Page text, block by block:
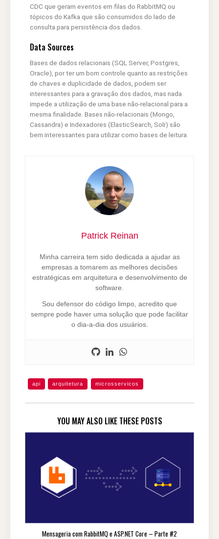
CDC que geram eventos em filas do RabbitMQ ou
tópicos do Kafka que são consumidos do lado de
consulta para persistência dos dados.
Data Sources
Bases de dados relacionais (SQL Server, Postgres,
Oracle), por ter um bom controle quanto as restrições
de chaves e duplicidade de dados, podem ser
interessantes para a gravação dos dados, mas nada
impede a utilização de uma base não-relacional para a
mesma finalidade. Bases não-relacionais (Mongo,
Cassandra) e Indexadores (ElasticSearch, Solr) são
bem interessantes para utilizar como bases de leitura.
Patrick Reinan
Minha carreira tem sido dedicada a ajudar as
empresas a tomarem as melhores decisões
estratégicas em arquitetura e desenvolvimento de
software.
Sou defensor do código limpo, acredito que
sempre pode haver uma solução que pode facilitar
o dia-a-dia dos usuários.
api arquitetura microsservicos
YOU MAY ALSO LIKE THESE POSTS
Mensageria com RabbitMQ e ASP.NET Core – Parte #2